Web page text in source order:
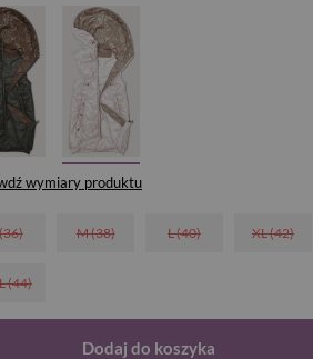
wymiary produktu
M (38) L (40) XL (42)
(44)
Dodaj do koszyka